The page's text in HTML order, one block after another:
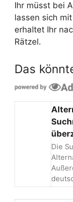
Ihr müsst bei
lassen sich
erhaltet Ihr
Rätzel.
Das
Die